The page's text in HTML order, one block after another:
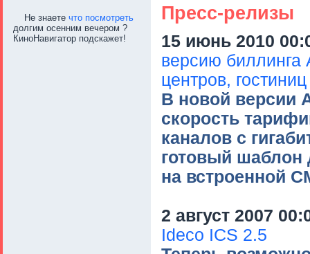
Не знаете что посмотреть
долгим осенним вечером ?
КиноНавигатор подскажет!
Пресс-релизы
15 июнь 2010
версию
центров,
В новой версии
скорость
каналов с
готовый шаблон
на встроенной
2 август 2007
Ideco ICS 2.5